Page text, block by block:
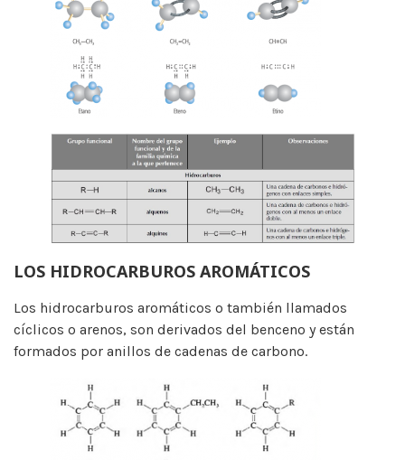
LOS HIDROCARBUROS AROMÁTICOS
Los hidrocarburos aromáticos o también llamados
cíclicos o arenos, son derivados del benceno y están
formados por anillos de cadenas de carbono.